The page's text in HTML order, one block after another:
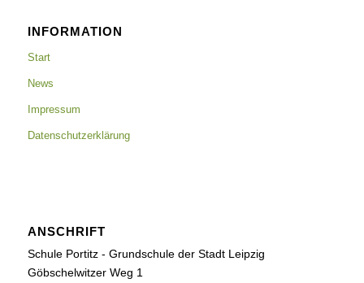
INFORMATION
Start
News
Impressum
Datenschutzerklärung
ANSCHRIFT
Schule Portitz - Grundschule der Stadt Leipzig
Göbschelwitzer Weg 1